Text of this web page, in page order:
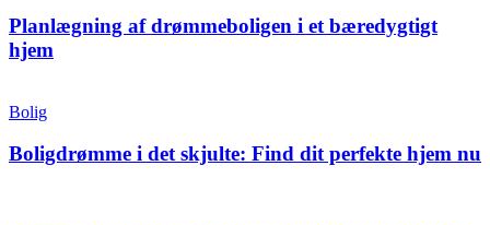
Planlægning af drømmeboligen i et bæredygtigt
hjem
Bolig
Boligdrømme i det skjulte: Find dit perfekte hjem nu